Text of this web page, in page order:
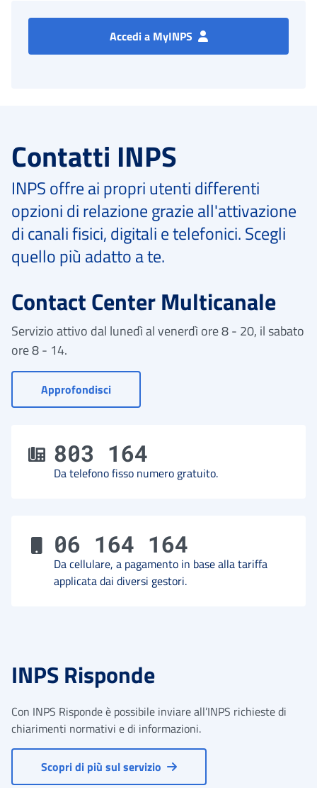
Accedi a MyINPS
Contatti INPS
INPS offre ai propri utenti differenti
opzioni di relazione grazie all'attivazione
di canali fisici, digitali e telefonici. Scegli
quello più adatto a te.
Contact Center Multicanale
Servizio attivo dal lunedì al venerdì ore 8 - 20, il sabato
ore 8 - 14.
Approfondisci- Vai a Contact Center
803 164
Da telefono fisso numero gratuito.
06 164 164
Da cellulare, a pagamento in base alla tariffa
applicata dai diversi gestori.
INPS Risponde
Con INPS Risponde è possibile inviare all’INPS richieste di
chiarimenti normativi e di informazioni.
Scopri di più sul servizio